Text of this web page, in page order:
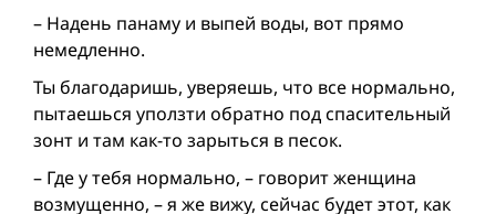
– Надень панаму и выпей воды, вот прямо
немедленно.
Ты благодаришь, уверяешь, что все нормально,
пытаешься уползти обратно под спасительный
зонт и там как-то зарыться в песок.
– Где у тебя нормально, – говорит женщина
возмущенно, – я же вижу, сейчас будет этот, как